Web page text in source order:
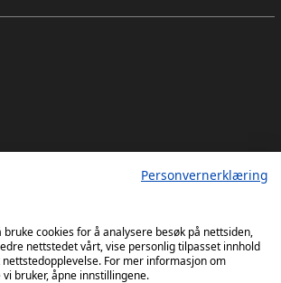
Tore Solberg
Personvernerklæring
bruke cookies for å analysere besøk på nettsiden,
nettstedet vårt, vise personlig tilpasset innhold
For mer informasjon om
bruker, åpne innstillingene.